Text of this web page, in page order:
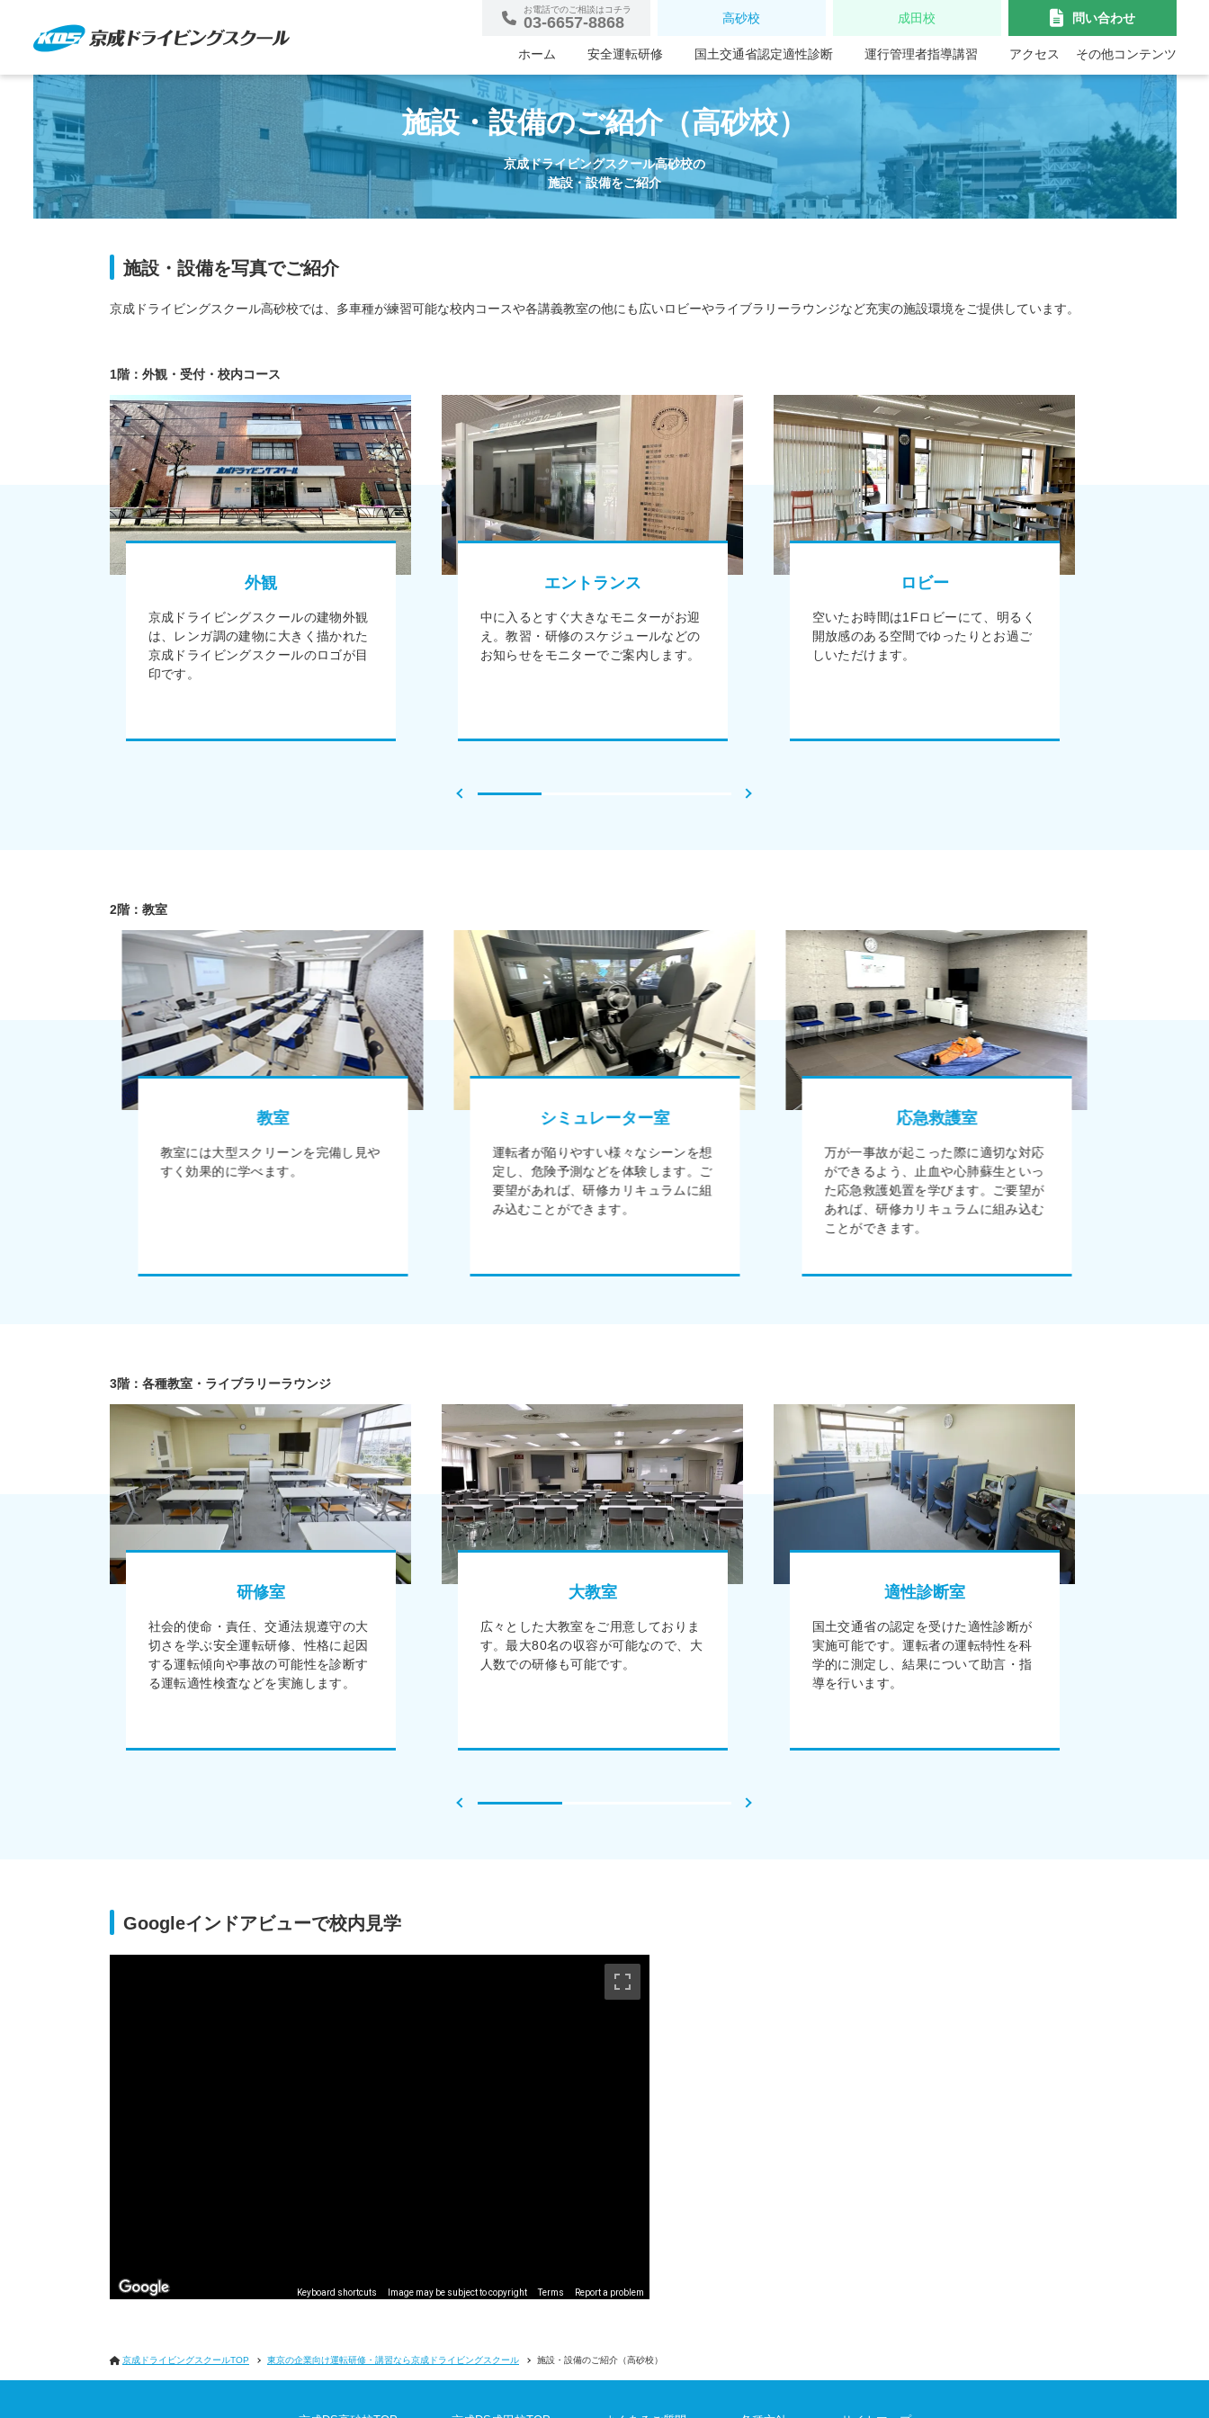
お電話でのご相談はコチラ
03-6657-8868 高砂校 成田校 問い合わせ
ホーム 安全運転研修 国土交通省認定適性診断 運行管理者指導講習 アクセス その他コンテンツ
施設・設備のご紹介（高砂校）
京成ドライビングスクール高砂校の
施設・設備をご紹介
施設・設備を写真でご紹介
京成ドライビングスクール高砂校では、多車種が練習可能な校内コースや各講義教室の他にも広いロビーやライブラリーラウンジなど充実の施設環境をご提供しています。
1階：外観・受付・校内コース
外観
京成ドライビングスクールの建物外観
は、レンガ調の建物に大きく描かれた
京成ドライビングスクールのロゴが目
印です。
エントランス
中に入るとすぐ大きなモニターがお迎
え。教習・研修のスケジュールなどの
お知らせをモニターでご案内します。
ロビー
空いたお時間は1Fロビーにて、明るく
開放感のある空間でゆったりとお過ご
しいただけます。
2階：教室
教室
教室には大型スクリーンを完備し見や
すく効果的に学べます。
シミュレーター室
運転者が陥りやすい様々なシーンを想
定し、危険予測などを体験します。ご
要望があれば、研修カリキュラムに組
み込むことができます。
応急救護室
万が一事故が起こった際に適切な対応
ができるよう、止血や心肺蘇生といっ
た応急救護処置を学びます。ご要望が
あれば、研修カリキュラムに組み込む
ことができます。
3階：各種教室・ライブラリーラウンジ
研修室
社会的使命・責任、交通法規遵守の大
切さを学ぶ安全運転研修、性格に起因
する運転傾向や事故の可能性を診断す
る運転適性検査などを実施します。
大教室
広々とした大教室をご用意しておりま
す。最大80名の収容が可能なので、大
人数での研修も可能です。
適性診断室
国土交通省の認定を受けた適性診断が
実施可能です。運転者の運転特性を科
学的に測定し、結果について助言・指
導を行います。
Googleインドアビューで校内見学
Keyboard shortcuts Image may be subject to copyright Terms Report a problem
京成ドライビングスクールTOP 東京の企業向け運転研修・講習なら京成ドライビングスクール 施設・設備のご紹介（高砂校）